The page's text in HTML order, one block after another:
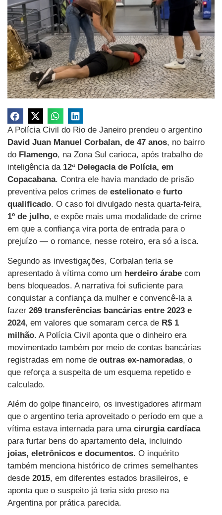
A Polícia Civil do Rio de Janeiro prendeu o argentino
David Juan Manuel Corbalan, de 47 anos, no bairro
do Flamengo, na Zona Sul carioca, após trabalho de
inteligência da 12ª Delegacia de Polícia, em
Copacabana. Contra ele havia mandado de prisão
preventiva pelos crimes de estelionato e furto
qualificado. O caso foi divulgado nesta quarta-feira,
1º de julho, e expõe mais uma modalidade de crime
em que a confiança vira porta de entrada para o
prejuízo — o romance, nesse roteiro, era só a isca.
Segundo as investigações, Corbalan teria se
apresentado à vítima como um herdeiro árabe com
bens bloqueados. A narrativa foi suficiente para
conquistar a confiança da mulher e convencê-la a
fazer 269 transferências bancárias entre 2023 e
2024, em valores que somaram cerca de R$ 1
milhão. A Polícia Civil aponta que o dinheiro era
movimentado também por meio de contas bancárias
registradas em nome de outras ex-namoradas, o
que reforça a suspeita de um esquema repetido e
calculado.
Além do golpe financeiro, os investigadores afirmam
que o argentino teria aproveitado o período em que a
vítima estava internada para uma cirurgia cardíaca
para furtar bens do apartamento dela, incluindo
joias, eletrônicos e documentos. O inquérito
também menciona histórico de crimes semelhantes
desde 2015, em diferentes estados brasileiros, e
aponta que o suspeito já teria sido preso na
Argentina por prática parecida.